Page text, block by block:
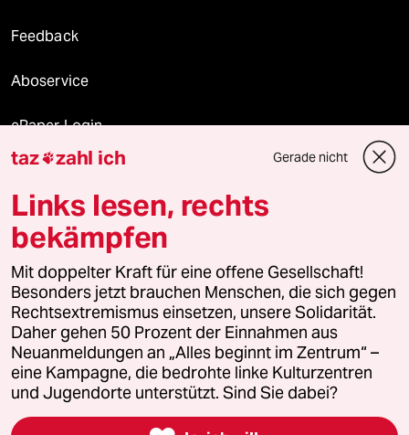
Feedback
Aboservice
ePaper Login
Downloads für Abonnierende
© 2026 taz Verlags und Vertriebs GmbH
Alle Rechte vorbehalten. Bei rechtlichen Fragen oder für Genehmigungen
wenden Sie sich bitte an
lizenzen@taz.de
Feedback Redaktionsstatut Kommune-Richtlinien
Leitlinie Informant Datenschutz Impressum AGB
Seitenwende Einwilligungen widerrufen (Ads)
taz zahl ich Gerade nicht
Links lesen, rechts
bekämpfen
Mit doppelter Kraft für eine offene Gesellschaft!
Besonders jetzt brauchen Menschen, die sich gegen
Rechtsextremismus einsetzen, unsere Solidarität.
Daher gehen 50 Prozent der Einnahmen aus
Neuanmeldungen an „Alles beginnt im Zentrum“ –
eine Kampagne, die bedrohte linke Kulturzentren
und Jugendorte unterstützt. Sind Sie dabei?